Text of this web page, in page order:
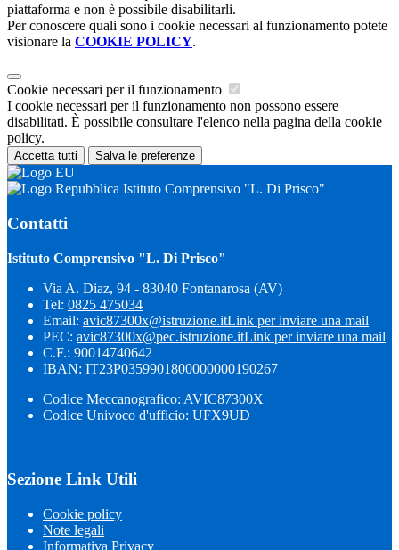
piattaforma e non è possibile disabilitarli.
Per conoscere quali sono i cookie necessari al funzionamento potete
visionare la COOKIE POLICY.
Cookie necessari per il funzionamento
I cookie necessari per il funzionamento non possono essere
disabilitati. È possibile consultare l'elenco nella pagina della cookie
policy.
Accetta tutti Salva le preferenze
Istituto Comprensivo "L. Di Prisco"
Contatti
Istituto Comprensivo "L. Di Prisco"
Via A. Diaz, 94 - 83040 Fontanarosa (AV)
Tel: 0825 475034
Email: avic87300x@istruzione.itLink per inviare una mail
PEC: avic87300x@pec.istruzione.itLink per inviare una mail
C.F.: 90014740642
IBAN: IT23P0359901800000000190267
Codice Meccanografico: AVIC87300X
Codice Univoco d'ufficio: UFX9UD
Sezione Link Utili
Cookie policy
Note legali
Informativa Privacy